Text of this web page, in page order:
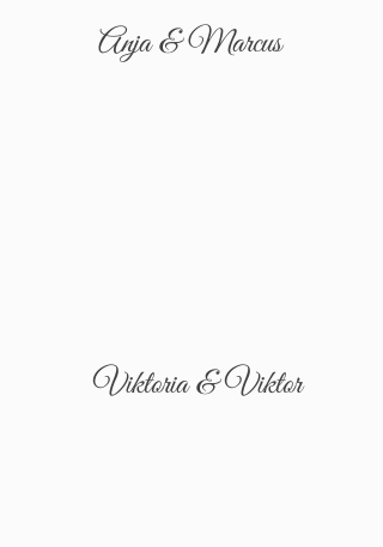
Anja & Marcus
Viktoria & Viktor